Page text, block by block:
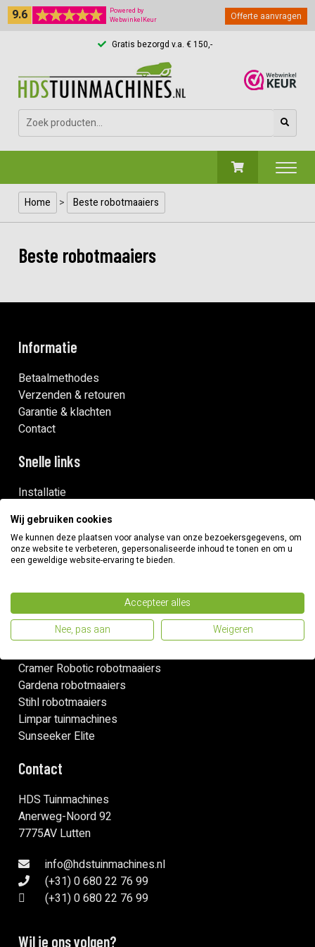
Gratis bezorgd v.a. € 150,-
9.6
Powered by
WebwinkelKeur
Offerte aanvragen
Zoeken
naar:
Home > Beste robotmaaiers
Beste robotmaaiers
Informatie
Betaalmethodes
Verzenden & retouren
Garantie & klachten
Contact
Snelle links
Installatie
Robotmaaiers zonder draad
Onze merken
Husqvarna robotmaaiers
Segway Navimow
Mammotion Robotmaaiers
Cramer Robotic robotmaaiers
Gardena robotmaaiers
Stihl robotmaaiers
Limpar tuinmachines
Sunseeker Elite
Contact
HDS Tuinmachines
Anerweg-Noord 92
7775AV Lutten
info@hdstuinmachines.nl
(+31) 0 680 22 76 99
(+31) 0 680 22 76 99
Wil je ons volgen?
Wij gebruiken cookies
We kunnen deze plaatsen voor analyse van onze bezoekersgegevens, om
onze website te verbeteren, gepersonaliseerde inhoud te tonen en om u
een geweldige website-ervaring te bieden.
Accepteer alles
Nee, pas aan
Weigeren